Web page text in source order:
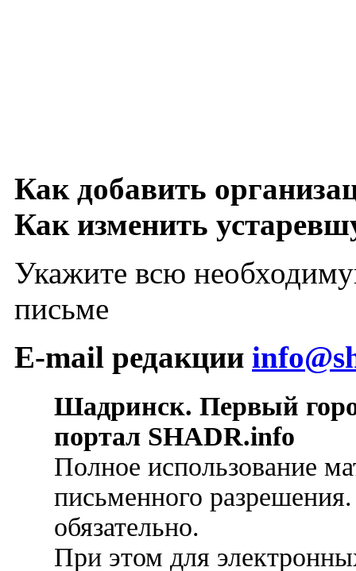
Как добавить
Как изменить
Укажите всю
письме
E-mail редакции
Шадринск. Первый
портал SHADR.info
Полное использование
письменного
обязательно.
При этом для